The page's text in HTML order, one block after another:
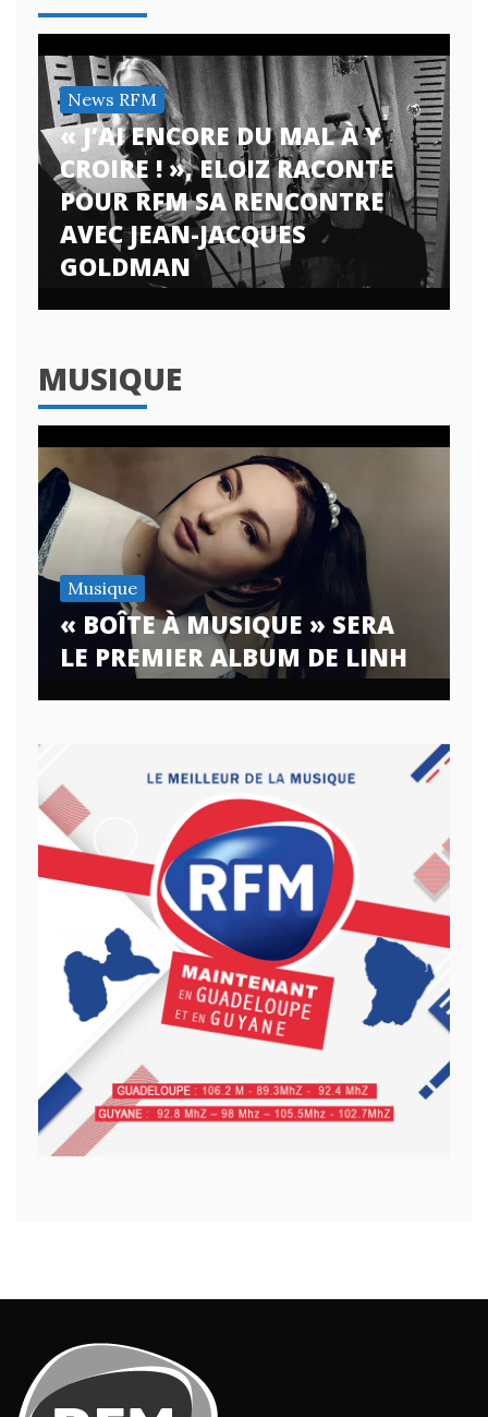
News RFM
« J’AI ENCORE DU MAL À Y
CROIRE ! », ELOIZ RACONTE
POUR RFM SA RENCONTRE
AVEC JEAN-JACQUES
GOLDMAN
MUSIQUE
Musique
« BOÎTE À MUSIQUE » SERA
LE PREMIER ALBUM DE LINH